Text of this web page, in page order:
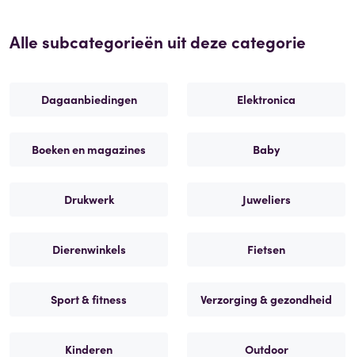
Alle subcategorieën uit deze categorie
Dagaanbiedingen Elektronica
Boeken en magazines Baby
Drukwerk Juweliers
Dierenwinkels Fietsen
Sport & fitness Verzorging & gezondheid
Kinderen Outdoor